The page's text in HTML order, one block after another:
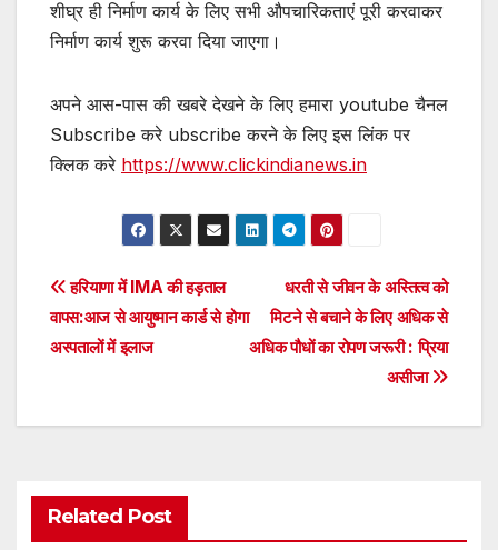
शीघ्र ही निर्माण कार्य के लिए सभी औपचारिकताएं पूरी करवाकर
निर्माण कार्य शुरू करवा दिया जाएगा।
अपने आस-पास की खबरे देखने के लिए हमारा youtube चैनल
Subscribe करे ubscribe करने के लिए इस लिंक पर
क्लिक करे https://www.clickindianews.in
Post
navigation
धरती से जीवन के अस्तित्व को
मिटने से बचाने के लिए अधिक से
अधिक पौधों का रोपण जरूरी : प्रिया
असीजा
हरियाणा में IMA की हड़ताल
वापस:आज से आयुष्मान कार्ड से होगा
अस्पतालों में इलाज
Related Post